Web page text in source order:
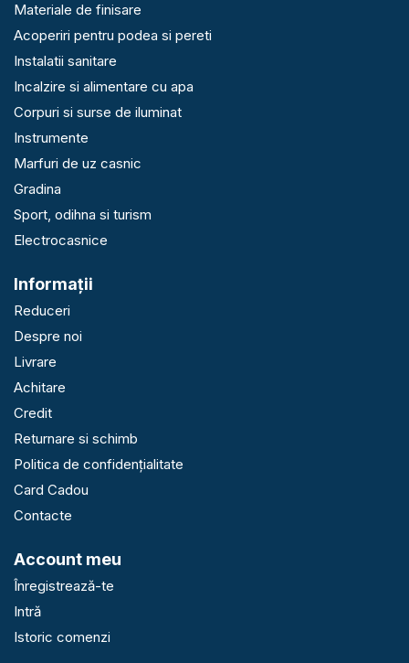
Materiale de finisare
Acoperiri pentru podea si pereti
Instalatii sanitare
Incalzire si alimentare cu apa
Corpuri si surse de iluminat
Instrumente
Marfuri de uz casnic
Gradina
Sport, odihna si turism
Electrocasnice
Informaţii
Reduceri
Despre noi
Livrare
Achitare
Credit
Returnare si schimb
Politica de confidențialitate
Card Cadou
Contacte
Account meu
Înregistrează-te
Intră
Istoric comenzi